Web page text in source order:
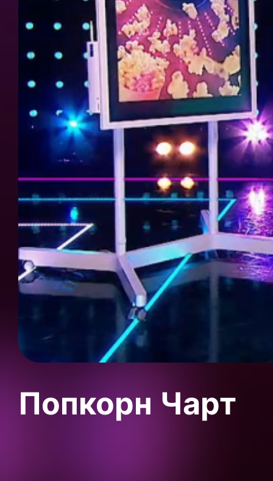
Попкорн Чарт